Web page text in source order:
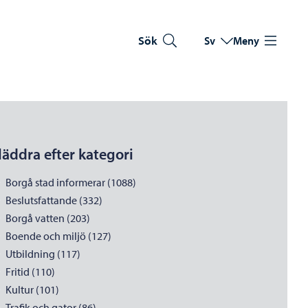
Sök Byt språk
Nuvarande språk:
Sv Meny
efter kategori
Borgå stad informerar (1088)
Beslutsfattande (332)
Borgå vatten (203)
Boende och miljö (127)
Utbildning (117)
Fritid (110)
Kultur (101)